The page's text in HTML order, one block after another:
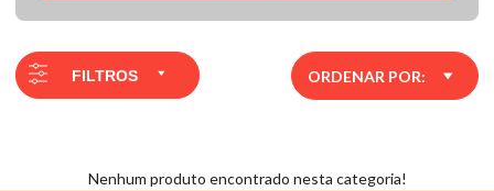
FILTROS ORDENAR POR:
Nenhum produto encontrado nesta categoria!